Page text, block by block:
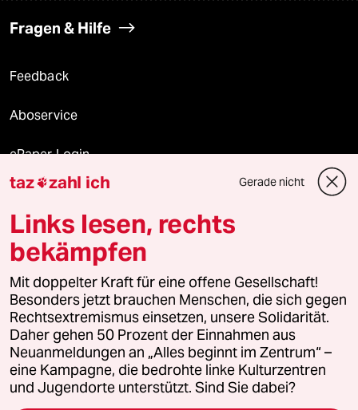
Fragen & Hilfe
Feedback
Aboservice
ePaper Login
Downloads für Abonnierende
© 2026 taz Verlags und Vertriebs GmbH
Alle Rechte vorbehalten. Bei rechtlichen Fragen oder für Genehmigungen
wenden Sie sich bitte an
lizenzen@taz.de
Feedback Redaktionsstatut Kommune-Richtlinien
Leitlinie Informant Datenschutz Impressum AGB
taz zahl ich Gerade nicht
Links lesen, rechts
bekämpfen
Mit doppelter Kraft für eine offene Gesellschaft!
Besonders jetzt brauchen Menschen, die sich gegen
Rechtsextremismus einsetzen, unsere Solidarität.
Daher gehen 50 Prozent der Einnahmen aus
Neuanmeldungen an „Alles beginnt im Zentrum“ –
eine Kampagne, die bedrohte linke Kulturzentren
und Jugendorte unterstützt. Sind Sie dabei?